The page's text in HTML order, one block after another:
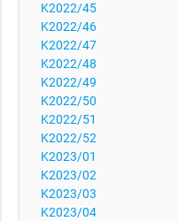
K2022/45
K2022/46
K2022/47
K2022/48
K2022/49
K2022/50
K2022/51
K2022/52
K2023/01
K2023/02
K2023/03
K2023/04